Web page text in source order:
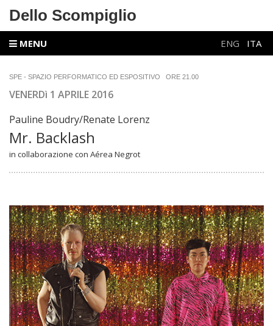
Dello Scompiglio
MENU ENG ITA
SPE - SPAZIO PERFORMATICO ED ESPOSITIVO ORE 21.00
VENERDì 1 APRILE 2016
Pauline Boudry/Renate Lorenz
Mr. Backlash
in collaborazione con Aérea Negrot